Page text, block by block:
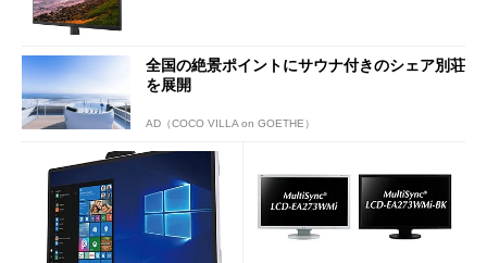
全国の絶景ポイントにサウナ付きのシェア別荘
を展開
AD（COCO VILLA on GOETHE）